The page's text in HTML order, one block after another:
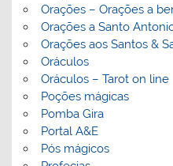
Orações – Orações a
Orações a Santo
Orações aos Santos &
Oráculos
Oráculos – Tarot on line
Poções mágicas
Pomba Gira
Portal A&E
Pós mágicos